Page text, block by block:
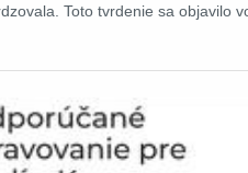
Toto tvrdenie sa objavilo